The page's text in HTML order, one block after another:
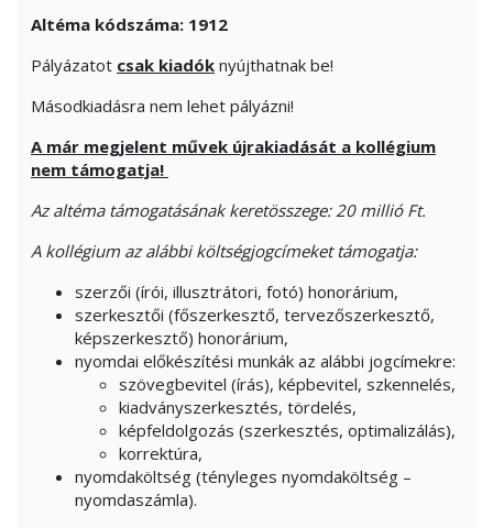
Altéma kódszáma: 1912
Pályázatot csak kiadók nyújthatnak be!
Másodkiadásra nem lehet pályázni!
A már megjelent művek újrakiadását a kollégium
nem támogatja!
Az altéma támogatásának keretösszege: 20 millió Ft.
A kollégium az alábbi költségjogcímeket támogatja:
szerzői (írói, illusztrátori, fotó) honorárium,
szerkesztői (főszerkesztő, tervezőszerkesztő,
képszerkesztő) honorárium,
nyomdai előkészítési munkák az alábbi jogcímekre:
szövegbevitel (írás), képbevitel, szkennelés,
kiadványszerkesztés, tördelés,
képfeldolgozás (szerkesztés, optimalizálás),
korrektúra,
nyomdaköltség (tényleges nyomdaköltség –
nyomdaszámla).